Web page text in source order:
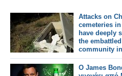
Attacks on
cemeteries
have deeply
the embattled
community
Attacks on
cemeteries
Turkey’s
Ο James